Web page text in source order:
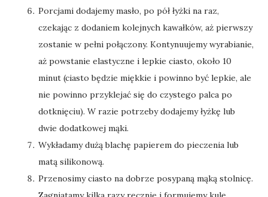
Porcjami dodajemy masło, po pół łyżki na raz,
czekając z dodaniem kolejnych kawałków, aż pierwszy
zostanie w pełni połączony. Kontynuujemy wyrabianie,
aż powstanie elastyczne i lepkie ciasto, około 10
minut (ciasto będzie miękkie i powinno być lepkie, ale
nie powinno przyklejać się do czystego palca po
dotknięciu). W razie potrzeby dodajemy łyżkę lub
dwie dodatkowej mąki.
Wykładamy dużą blachę papierem do pieczenia lub
matą silikonową.
Przenosimy ciasto na dobrze posypaną mąką stolnicę.